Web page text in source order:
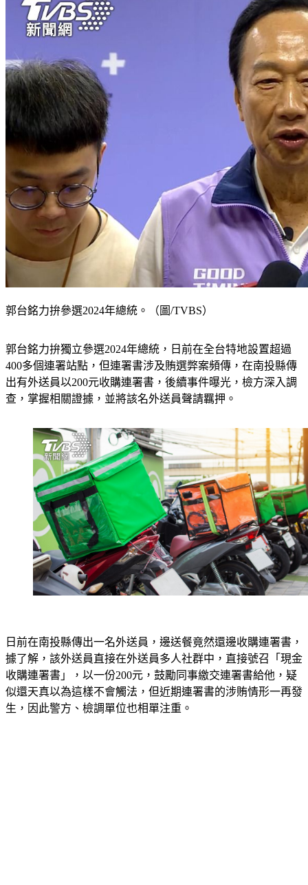
郭台銘力拚參選2024年總統。（圖/TVBS）
郭台銘力拚獨立參選2024年總統，日前在全台特地設置超過
400多個連署站點，但連署書涉及賄選弊案頻傳，在南投縣傳
出有外送員以200元收購連署書，後續事件曝光，檢方深入調
查，掌握相關證據，並將該名外送員聲請羈押。
日前在南投縣傳出一名外送員，邊送餐竟然還邊收購連署書，
據了解，該外送員直接在外送員多人社群中，直接號召「現金
收購連署書」，以一份200元，鼓勵同事繳交連署書給他，疑
似還天真以為這樣不會觸法，但近期連署書的涉賄情形一再發
生，因此警方、檢調單位也相單注重。